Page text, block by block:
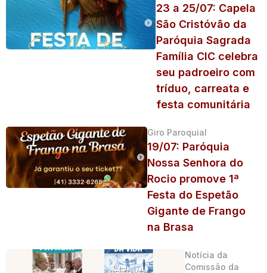
23 a 25/07: Capela
São Cristóvão da
Paróquia Sagrada
Família CIC celebra
seu padroeiro com
tríduo, carreata e
festa comunitária
Giro Paroquial
19/07: Paróquia
Nossa Senhora do
Rocio promove 1ª
Festa do Espetão
Gigante de Frango
na Brasa
Notícia da
Comissão da